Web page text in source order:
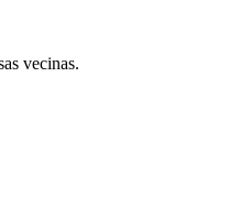
vecinas.